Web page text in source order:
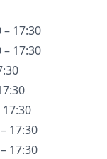
17:30
17:30
17:30
17:30